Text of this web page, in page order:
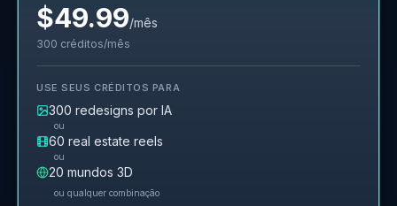
$49.99/mês
300 créditos/mês
USE SEUS CRÉDITOS PARA
300 redesigns por IA
ou
60 real estate reels
ou
20 mundos 3D
ou qualquer combinação